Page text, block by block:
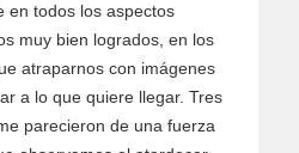
en todos los aspectos
muy bien logrados, en los
atraparnos con imágenes
a lo que quiere llegar. Tres
parecieron de una fuerza